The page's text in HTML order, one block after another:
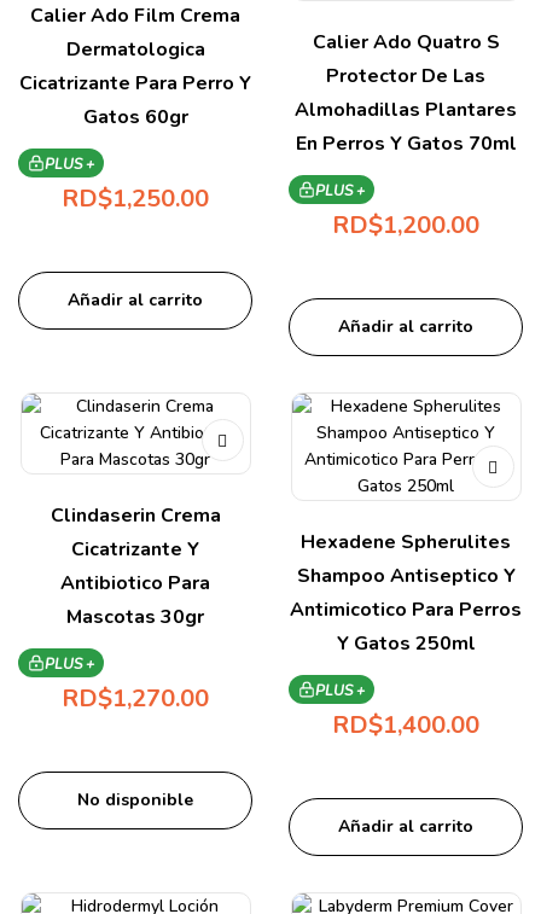
Calier Ado Film Crema
Dermatologica
Cicatrizante Para Perro Y
Gatos 60gr
PLUS +
RD$1,250.00
Añadir al carrito
Calier Ado Quatro S
Protector De Las
Almohadillas Plantares
En Perros Y Gatos 70ml
PLUS +
RD$1,200.00
Añadir al carrito
Clindaserin Crema
Cicatrizante Y
Antibiotico Para
Mascotas 30gr
PLUS +
RD$1,270.00
No disponible
Hexadene Spherulites
Shampoo Antiseptico Y
Antimicotico Para Perros
Y Gatos 250ml
PLUS +
RD$1,400.00
Añadir al carrito